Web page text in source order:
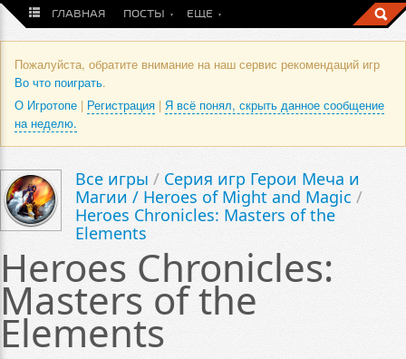
ГЛАВНАЯ ПОСТЫ ЕЩЕ
Пожалуйста, обратите внимание на наш сервис рекомендаций игр
Во что поиграть.
О Игротопе | Регистрация | Я всё понял, скрыть данное сообщение
на неделю.
Все игры / Серия игр Герои Меча и
Магии / Heroes of Might and Magic /
Heroes Chronicles: Masters of the
Elements
Heroes Chronicles:
Masters of the
Elements